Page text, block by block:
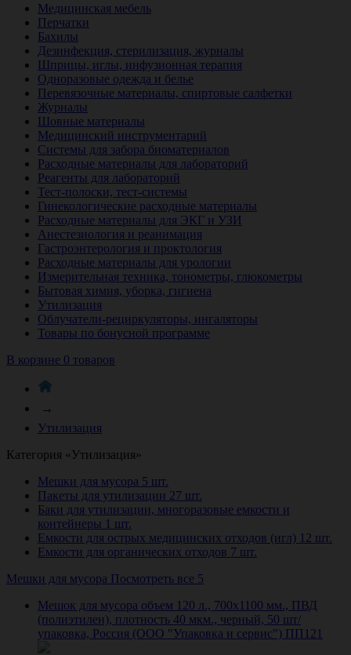
Медицинская мебель
Перчатки
Бахилы
Дезинфекция, стерилизация, журналы
Шприцы, иглы, инфузионная терапия
Одноразовые одежда и белье
Перевязочные материалы, спиртовые салфетки
Журналы
Шовные материалы
Медицинский инструментарий
Системы для забора биоматериалов
Расходные материалы для лабораторий
Реагенты для лабораторий
Тест-полоски, тест-системы
Гинекологические расходные материалы
Расходные материалы для ЭКГ и УЗИ
Анестезиология и реанимация
Гастроэнтерология и проктология
Расходные материалы для урологии
Измерительная техника, тонометры, глюкометры
Бытовая химия, уборка, гигиена
Утилизация
Облучатели-рециркуляторы, ингаляторы
Товары по бонусной программе
В корзине 0 товаров
→
Утилизация
Категория «Утилизация»
Мешки для мусора 5 шт.
Пакеты для утилизации 27 шт.
Баки для утилизации, многоразовые емкости и
контейнеры 1 шт.
Емкости для острых медицинских отходов (игл) 12 шт.
Емкости для органических отходов 7 шт.
Мешки для мусора Посмотреть все 5
Мешок для мусора объем 120 л., 700х1100 мм., ПВД
(полиэтилен), плотность 40 мкм., черный, 50 шт/
упаковка, Россия (ООО "Упаковка и сервис") ПП121